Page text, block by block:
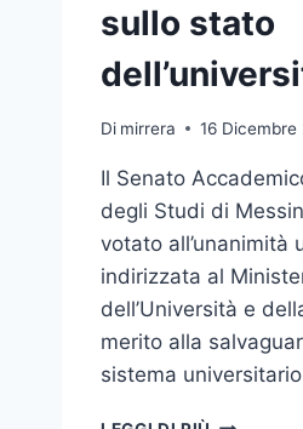
sullo stato
Di mirrera 16 Dicembre
Il Senato
degli Studi di
votato all’unanimità
indirizzata al
dell’Università e
merito alla
sistema
MOZIONE